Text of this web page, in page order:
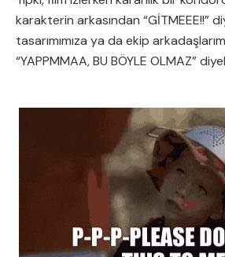
karakterin arkasından “GİTMEEE!!”
tasarımımıza ya da ekip
“YAPPMMAA, BU BÖYLE OLMAZ”